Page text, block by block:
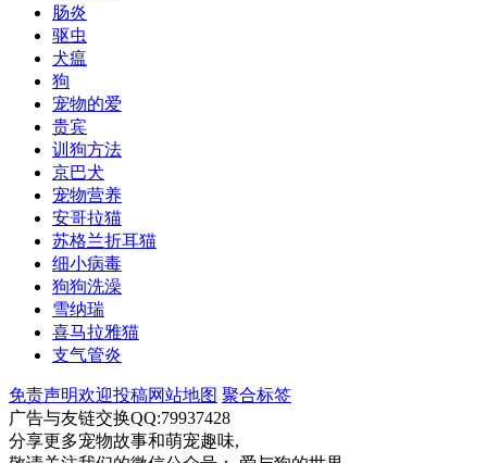
肠炎
驱虫
犬瘟
狗
宠物的爱
贵宾
训狗方法
京巴犬
宠物营养
安哥拉猫
苏格兰折耳猫
细小病毒
狗狗洗澡
雪纳瑞
喜马拉雅猫
支气管炎
免责声明欢迎投稿网站地图 聚合标签
广告与友链交换QQ:79937428
分享更多宠物故事和萌宠趣味,